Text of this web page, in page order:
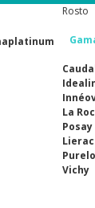
Rosto
La
Posay
Lierac
Vichy